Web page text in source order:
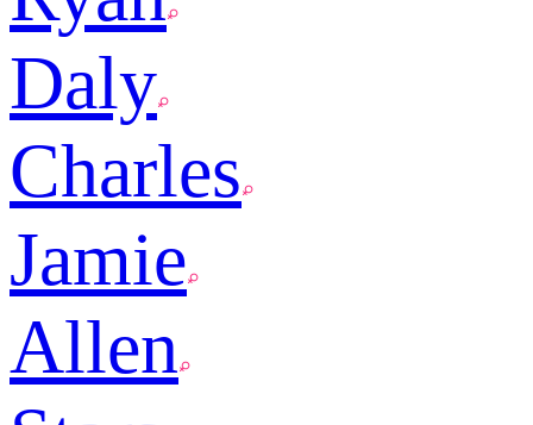
Daly
Charles
Jamie
Allen